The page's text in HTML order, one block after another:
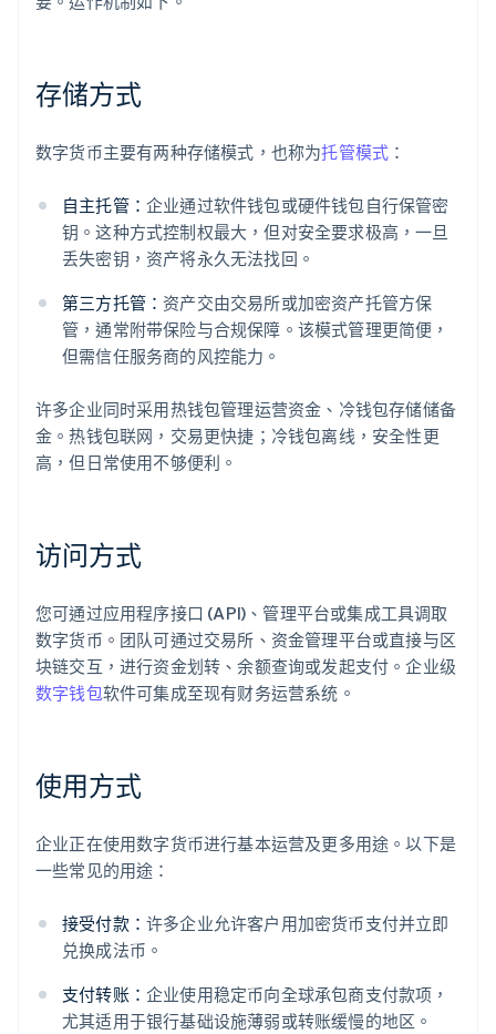
存储方式
数字货币主要有两种存储模式，也称为托管模式 ：
自主托管： 企业通过软件钱包或硬件钱包自行保管密
钥。这种方式控制权最大，但对安全要求极高，一旦
丢失密钥，资产将永久无法找回。
第三方托管： 资产交由交易所或加密资产托管方保
管，通常附带保险与合规保障。该模式管理更简便，
但需信任服务商的风控能力。
许多企业同时采用热钱包管理运营资金、冷钱包存储储备
金。热钱包联网，交易更快捷；冷钱包离线，安全性更
高，但日常使用不够便利。
访问方式
您可通过应用程序接口 (API)、管理平台或集成工具调取
数字货币。团队可通过交易所、资金管理平台或直接与区
块链交互，进行资金划转、余额查询或发起支付。企业级
数字钱包软件可集成至现有财务运营系统。
使用方式
企业正在使用数字货币进行基本运营及更多用途。以下是
一些常见的用途：
接受付款： 许多企业允许客户用加密货币支付并立即
兑换成法币。
支付转账： 企业使用稳定币向全球承包商支付款项，
尤其适用于银行基础设施薄弱或转账缓慢的地区。